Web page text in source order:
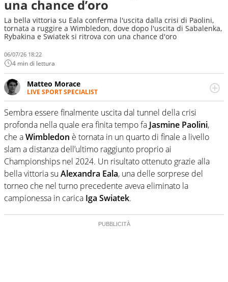
una chance d’oro
La bella vittoria su Eala conferma l'uscita dalla crisi di Paolini,
tornata a ruggire a Wimbledon, dove dopo l'uscita di Sabalenka,
Rybakina e Swiatek si ritrova con una chance d'oro
06/07/26 18:22
4 min di lettura
Matteo Morace
LIVE SPORT SPECIALIST
La multimedialità quale approccio personale e
professionale. Ama raccontare lo sport focalizzando ogni
attenzione sul tempo reale: la verità della dirette non
sono opinioni ma fatti
Sembra essere finalmente uscita dal tunnel della crisi
profonda nella quale era finita tempo fa Jasmine Paolini,
che aWimbledon è tornata in un quarto di finale a livello
slam a distanza dell’ultimo raggiunto proprio ai
Championships nel 2024. Un risultato ottenuto grazie alla
bella vittoria su Alexandra Eala, una delle sorprese del
torneo che nel turno precedente aveva eliminato la
campionessa in carica Iga Swiatek.